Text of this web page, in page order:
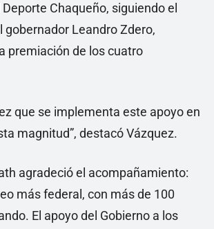
Chaqueño, siguiendo el
gobernador Leandro Zdero,
premiación de los cuatro
que se implementa este apoyo en
magnitud”, destacó Vázquez.
agradeció el acompañamiento:
más federal, con más de 100
El apoyo del Gobierno a los